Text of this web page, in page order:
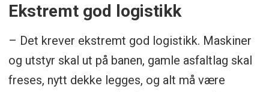
Ekstremt god logistikk
– Det krever ekstremt god logistikk. Maskiner
og utstyr skal ut på banen, gamle asfaltlag skal
freses, nytt dekke legges, og alt må være